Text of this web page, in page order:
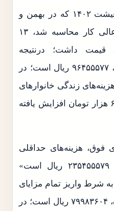
توفیقی اضافه می‌کند: سبد معیشت ۱۴۰۲ که در بهمن و
اسفند سال قبل در شورای عالی کار محاسبه شد، ۱۳
تومان قیمت داشت؛ درنتیجه
مابه‌التفاوت دو سبد همین الان، ۹۶۴۵۵۵۷۷ ریال است؛ در
زندگی خانوارهای
کارگری بیش از ۹ میلیون و ۶۰۰ هزار تومان افزایش یافته
فوق، هزینه‌های حداقلی
زندگی در بهمن ماه امسال، ۲۳۵۴۵۵۵۷۹ ریال است»
شرط واریز تمام مزایای
مزدی برای یک خانوار ۳.۳ نفره، ۷۹۹۸۳۶۰۴ ریال است؛ در